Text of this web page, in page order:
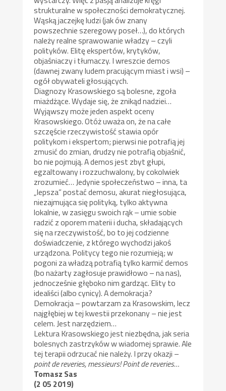
strukturalne w społeczności demokratycznej.
Wąską jaczejkę ludzi (jak ów znany
powszechnie szeregowy poseł…), do których
należy realne sprawowanie władzy – czyli
polityków. Elitę ekspertów, krytyków,
objaśniaczy i tłumaczy. I wreszcie demos
(dawnej zwany ludem pracującym miast i wsi) –
ogół obywateli głosujących.
Diagnozy Krasowskiego są bolesne, zgoła
miażdżące. Wydaje się, że znikąd nadziei…
Wyjąwszy może jeden aspekt oceny
Krasowskiego. Otóż uważa on, że na całe
szczęście rzeczywistość stawia opór
politykom i ekspertom; pierwsi nie potrafią jej
zmusić do zmian, drudzy nie potrafią objaśnić,
bo nie pojmują. A demos jest zbyt głupi,
egzaltowany i rozzuchwalony, by cokolwiek
zrozumieć… Jedynie społeczeństwo – inna, ta
„lepsza” postać demosu, akurat niegłosująca,
niezajmująca się polityką, tylko aktywna
lokalnie, w zasięgu swoich rąk – umie sobie
radzić z oporem materii i ducha, składających
się na rzeczywistość, bo to jej codzienne
doświadczenie, z którego wychodzi jakoś
urządzona. Politycy tego nie rozumieją; w
pogoni za władzą potrafią tylko karmić demos
(bo nażarty zagłosuje prawidłowo – na nas),
jednocześnie głęboko nim gardząc. Elity to
idealiści (albo cynicy). A demokracja?
Demokracja – powtarzam za Krasowskim, lecz
najgłębiej w tej kwestii przekonany – nie jest
celem. Jest narzędziem…
Lektura Krasowskiego jest niezbędna, jak seria
bolesnych zastrzyków w wiadomej sprawie. Ale
tej terapii odrzucać nie należy. I przy okazji –
point de reveries, messieurs! Point de reveries…
Tomasz Sas
(2 05 2019)